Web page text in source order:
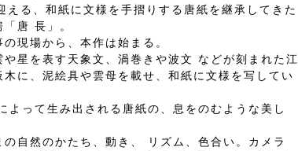
える、和紙に⽂様を⼿摺りする唐紙を継承してきた
唐 ⻑」。
の現場から、本作は始まる。
や星を表す天象⽂、渦巻きや波⽂ などが刻まれた江
⽊に、泥絵具や雲⺟を載せ、和紙に⽂様を写してい
よって⽣み出される唐紙の、息をのむような美し
の⾃然のかたち、動き、 リズム、⾊合い。カメラ